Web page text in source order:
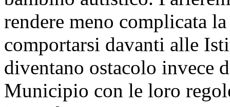
rendere meno complicata
comportarsi davanti alle
diventano ostacolo invece
Municipio con le loro